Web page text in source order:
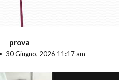
prova
30 Giugno, 2026 11:17 am